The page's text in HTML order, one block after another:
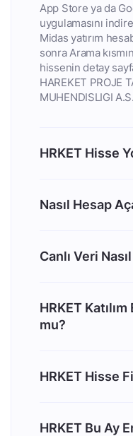
App Store ya da
uygulamasını
Midas yatırım
sonra Arama
hissenin detay
HAREKET PROJE
MUHENDISLIGI
HRKET Hisse
Nasıl Hesap
Canlı Veri
HRKET
mu?
HRKET Hisse
HRKET Bu Ay